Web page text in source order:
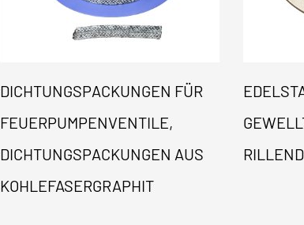
DICHTUNGSPACKUNGEN FÜR
FEUERPUMPENVENTILE,
DICHTUNGSPACKUNGEN AUS
KOHLEFASERGRAPHIT